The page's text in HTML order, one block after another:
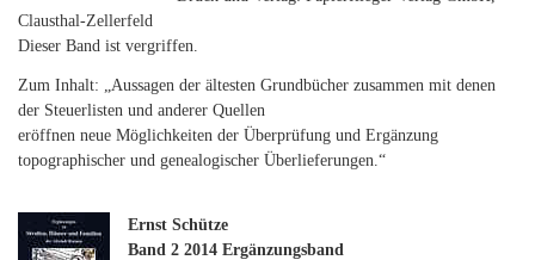
Clausthal-Zellerfeld
Dieser Band ist vergriffen.
Zum Inhalt: „Aussagen der ältesten Grundbücher zusammen mit denen
der Steuerlisten und anderer Quellen
eröffnen neue Möglichkeiten der Überprüfung und Ergänzung
topographischer und genealogischer Überlieferungen.“
Ernst Schütze
Band 2 2014 Ergänzungsband